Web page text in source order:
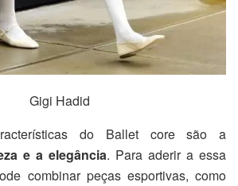
Gigi Hadid
do Ballet core são a
e a elegância. Para aderir a essa
combinar peças esportivas, como